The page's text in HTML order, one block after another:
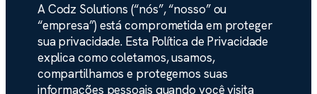
ACodz Solutions (“nós”, “nosso” ou
“empresa”) está comprometida em proteger
sua privacidade. Esta Política de Privacidade
explica como coletamos, usamos,
compartilhamos e protegemos suas
informações pessoais quando você visita